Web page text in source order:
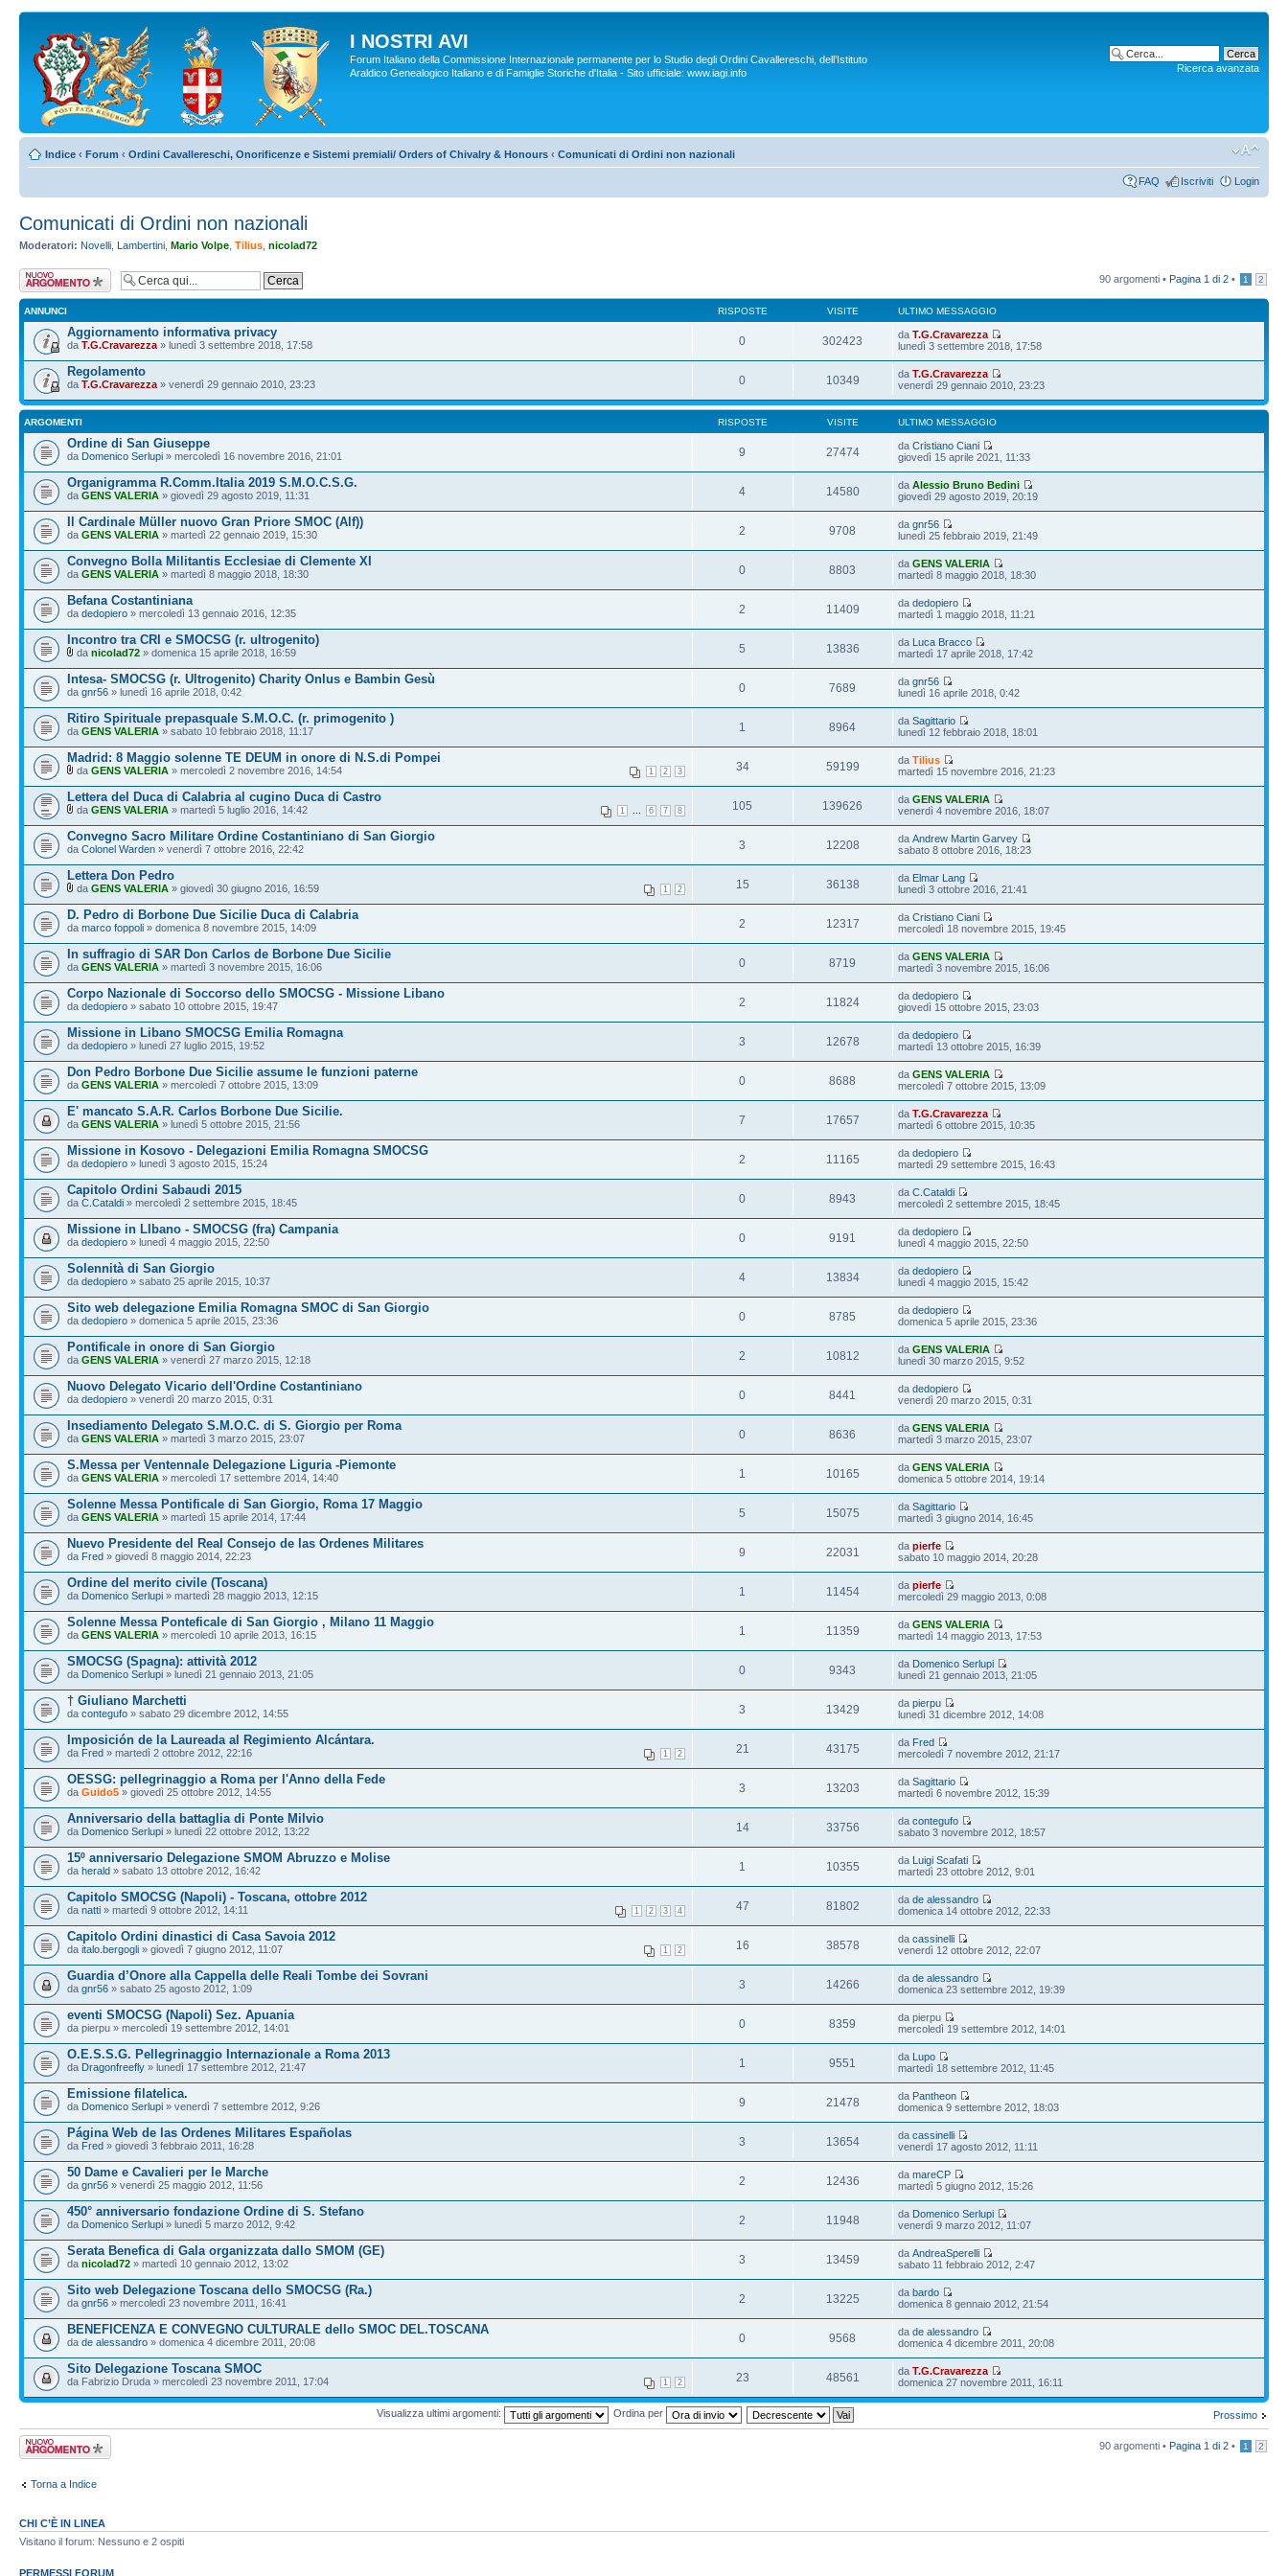
I NOSTRI AVI
Forum Italiano della Commissione Internazionale permanente per lo Studio degli Ordini Cavallereschi, dell’Istituto
Araldico Genealogico Italiano e di Famiglie Storiche d'Italia - Sito ufficiale: www.iagi.info
Ricerca avanzata
Indice ‹ Forum ‹ Ordini Cavallereschi, Onorificenze e Sistemi premiali/ Orders of Chivalry & Honours ‹ Comunicati di Ordini non nazionali
FAQ Iscriviti Login
Comunicati di Ordini non nazionali
Moderatori: Novelli Lambertini Mario Volpe Tilius nicolad72
Scrivi un nuovo
argomento
90 argomenti • Pagina 1 di 2 • 1 2
ANNUNCI RISPOSTE VISITE ULTIMO MESSAGGIO
Aggiornamento informativa privacy
da T.G.Cravarezza » lunedì 3 settembre 2018, 17:58 0 302423 daT.G.Cravarezza
lunedì 3 settembre 2018, 17:58
Regolamento
da T.G.Cravarezza » venerdì 29 gennaio 2010, 23:23 0 10349 daT.G.Cravarezza
venerdì 29 gennaio 2010, 23:23
ARGOMENTI RISPOSTE VISITE ULTIMO MESSAGGIO
Ordine di San Giuseppe
da Domenico Serlupi » mercoledì 16 novembre 2016, 21:01 9 27474 daCristiano Ciani
giovedì 15 aprile 2021, 11:33
Organigramma R.Comm.Italia 2019 S.M.O.C.S.G.
da GENS VALERIA » giovedì 29 agosto 2019, 11:31 4 14580 daAlessio Bruno Bedini
giovedì 29 agosto 2019, 20:19
Il Cardinale Müller nuovo Gran Priore SMOC (Alf))
da GENS VALERIA » martedì 22 gennaio 2019, 15:30 2 9708 dagnr56
lunedì 25 febbraio 2019, 21:49
Convegno Bolla Militantis Ecclesiae di Clemente XI
da GENS VALERIA » martedì 8 maggio 2018, 18:30 0 8803 daGENS VALERIA
martedì 8 maggio 2018, 18:30
Befana Costantiniana
da dedopiero » mercoledì 13 gennaio 2016, 12:35 2 11409 dadedopiero
martedì 1 maggio 2018, 11:21
Incontro tra CRI e SMOCSG (r. ultrogenito)
da nicolad72 » domenica 15 aprile 2018, 16:59 5 13836 da Luca Bracco
martedì 17 aprile 2018, 17:42
Intesa- SMOCSG (r. Ultrogenito) Charity Onlus e Bambin Gesù
da gnr56 » lunedì 16 aprile 2018, 0:42 0 7689 dagnr56
lunedì 16 aprile 2018, 0:42
Ritiro Spirituale prepasquale S.M.O.C. (r. primogenito )
da GENS VALERIA » sabato 10 febbraio 2018, 11:17 1 8964 daSagittario
lunedì 12 febbraio 2018, 18:01
Madrid: 8 Maggio solenne TE DEUM in onore di N.S.di Pompei
1 2 3
da GENS VALERIA » mercoledì 2 novembre 2016, 14:54 34 59199 daTilius
martedì 15 novembre 2016, 21:23
Lettera del Duca di Calabria al cugino Duca di Castro
1 6 7 8
da GENS VALERIA » martedì 5 luglio 2016, 14:42 105 139626 daGENS VALERIA
venerdì 4 novembre 2016, 18:07
Convegno Sacro Militare Ordine Costantiniano di San Giorgio
da Colonel Warden » venerdì 7 ottobre 2016, 22:42 3 12208 daAndrew Martin Garvey
sabato 8 ottobre 2016, 18:23
Lettera Don Pedro
1 2
da GENS VALERIA » giovedì 30 giugno 2016, 16:59 15 36138 da Elmar Lang
lunedì 3 ottobre 2016, 21:41
D. Pedro di Borbone Due Sicilie Duca di Calabria
da marco foppoli » domenica 8 novembre 2015, 14:09 2 12317 daCristiano Ciani
mercoledì 18 novembre 2015, 19:45
In suffragio di SAR Don Carlos de Borbone Due Sicilie
da GENS VALERIA » martedì 3 novembre 2015, 16:06 0 8719 daGENS VALERIA
martedì 3 novembre 2015, 16:06
Corpo Nazionale di Soccorso dello SMOCSG - Missione Libano
da dedopiero » sabato 10 ottobre 2015, 19:47 2 11824 dadedopiero
giovedì 15 ottobre 2015, 23:03
Missione in Libano SMOCSG Emilia Romagna
da dedopiero » lunedì 27 luglio 2015, 19:52 3 12678 dadedopiero
martedì 13 ottobre 2015, 16:39
Don Pedro Borbone Due Sicilie assume le funzioni paterne
da GENS VALERIA » mercoledì 7 ottobre 2015, 13:09 0 8688 daGENS VALERIA
mercoledì 7 ottobre 2015, 13:09
E' mancato S.A.R. Carlos Borbone Due Sicilie.
da GENS VALERIA » lunedì 5 ottobre 2015, 21:56 7 17657 daT.G.Cravarezza
martedì 6 ottobre 2015, 10:35
Missione in Kosovo - Delegazioni Emilia Romagna SMOCSG
da dedopiero » lunedì 3 agosto 2015, 15:24 2 11165 dadedopiero
martedì 29 settembre 2015, 16:43
Capitolo Ordini Sabaudi 2015
da C.Cataldi » mercoledì 2 settembre 2015, 18:45 0 8943 daC.Cataldi
mercoledì 2 settembre 2015, 18:45
Missione in LIbano - SMOCSG (fra) Campania
da dedopiero » lunedì 4 maggio 2015, 22:50 0 9191 dadedopiero
lunedì 4 maggio 2015, 22:50
Solennità di San Giorgio
da dedopiero » sabato 25 aprile 2015, 10:37 4 13834 dadedopiero
lunedì 4 maggio 2015, 15:42
Sito web delegazione Emilia Romagna SMOC di San Giorgio
da dedopiero » domenica 5 aprile 2015, 23:36 0 8785 dadedopiero
domenica 5 aprile 2015, 23:36
Pontificale in onore di San Giorgio
da GENS VALERIA » venerdì 27 marzo 2015, 12:18 2 10812 daGENS VALERIA
lunedì 30 marzo 2015, 9:52
Nuovo Delegato Vicario dell'Ordine Costantiniano
da dedopiero » venerdì 20 marzo 2015, 0:31 0 8441 dadedopiero
venerdì 20 marzo 2015, 0:31
Insediamento Delegato S.M.O.C. di S. Giorgio per Roma
da GENS VALERIA » martedì 3 marzo 2015, 23:07 0 8636 daGENS VALERIA
martedì 3 marzo 2015, 23:07
S.Messa per Ventennale Delegazione Liguria -Piemonte
da GENS VALERIA » mercoledì 17 settembre 2014, 14:40 1 10165 daGENS VALERIA
domenica 5 ottobre 2014, 19:14
Solenne Messa Pontificale di San Giorgio, Roma 17 Maggio
da GENS VALERIA » martedì 15 aprile 2014, 17:44 5 15075 daSagittario
martedì 3 giugno 2014, 16:45
Nuevo Presidente del Real Consejo de las Ordenes Militares
da Fred » giovedì 8 maggio 2014, 22:23 9 22031 dapierfe
sabato 10 maggio 2014, 20:28
Ordine del merito civile (Toscana)
da Domenico Serlupi » martedì 28 maggio 2013, 12:15 1 11454 dapierfe
mercoledì 29 maggio 2013, 0:08
Solenne Messa Ponteficale di San Giorgio , Milano 11 Maggio
da GENS VALERIA » mercoledì 10 aprile 2013, 16:15 1 11359 daGENS VALERIA
martedì 14 maggio 2013, 17:53
SMOCSG (Spagna): attività 2012
da Domenico Serlupi » lunedì 21 gennaio 2013, 21:05 0 9343 da Domenico Serlupi
lunedì 21 gennaio 2013, 21:05
† Giuliano Marchetti
da contegufo » sabato 29 dicembre 2012, 14:55 3 13429 dapierpu
lunedì 31 dicembre 2012, 14:08
Imposición de la Laureada al Regimiento Alcántara.
1 2
da Fred » martedì 2 ottobre 2012, 22:16 21 43175 da Fred
mercoledì 7 novembre 2012, 21:17
OESSG: pellegrinaggio a Roma per l'Anno della Fede
da Guido5 » giovedì 25 ottobre 2012, 14:55 3 13203 daSagittario
martedì 6 novembre 2012, 15:39
Anniversario della battaglia di Ponte Milvio
da Domenico Serlupi » lunedì 22 ottobre 2012, 13:22 14 33756 dacontegufo
sabato 3 novembre 2012, 18:57
15º anniversario Delegazione SMOM Abruzzo e Molise
da herald » sabato 13 ottobre 2012, 16:42 1 10355 da Luigi Scafati
martedì 23 ottobre 2012, 9:01
Capitolo SMOCSG (Napoli) - Toscana, ottobre 2012
1 2 3 4
da natti » martedì 9 ottobre 2012, 14:11 47 81802 dade alessandro
domenica 14 ottobre 2012, 22:33
Capitolo Ordini dinastici di Casa Savoia 2012
1 2
da italo.bergogli » giovedì 7 giugno 2012, 11:07 16 38578 dacassinelli
venerdì 12 ottobre 2012, 22:07
Guardia d’Onore alla Cappella delle Reali Tombe dei Sovrani
da gnr56 » sabato 25 agosto 2012, 1:09 3 14266 dade alessandro
domenica 23 settembre 2012, 19:39
eventi SMOCSG (Napoli) Sez. Apuania
da pierpu » mercoledì 19 settembre 2012, 14:01 0 8359
da pierpu
mercoledì 19 settembre 2012, 14:01
O.E.S.S.G. Pellegrinaggio Internazionale a Roma 2013
da Dragonfreefly » lunedì 17 settembre 2012, 21:47 1 9551 da Lupo
martedì 18 settembre 2012, 11:45
Emissione filatelica.
da Domenico Serlupi » venerdì 7 settembre 2012, 9:26 9 21478 da Pantheon
domenica 9 settembre 2012, 18:03
Página Web de las Ordenes Militares Españolas
da Fred » giovedì 3 febbraio 2011, 16:28 3 13654 dacassinelli
venerdì 17 agosto 2012, 11:11
50 Dame e Cavalieri per le Marche
da gnr56 » venerdì 25 maggio 2012, 11:56 2 12436 damareCP
martedì 5 giugno 2012, 15:26
450° anniversario fondazione Ordine di S. Stefano
da Domenico Serlupi » lunedì 5 marzo 2012, 9:42 2 11948 da Domenico Serlupi
venerdì 9 marzo 2012, 11:07
Serata Benefica di Gala organizzata dallo SMOM (GE)
da nicolad72 » martedì 10 gennaio 2012, 13:02 3 13459 daAndreaSperelli
sabato 11 febbraio 2012, 2:47
Sito web Delegazione Toscana dello SMOCSG (Ra.)
da gnr56 » mercoledì 23 novembre 2011, 16:41 2 13225 dabardo
domenica 8 gennaio 2012, 21:54
BENEFICENZA E CONVEGNO CULTURALE dello SMOC DEL.TOSCANA
da de alessandro » domenica 4 dicembre 2011, 20:08 0 9568 dade alessandro
domenica 4 dicembre 2011, 20:08
Sito Delegazione Toscana SMOC
1 2
da Fabrizio Druda » mercoledì 23 novembre 2011, 17:04 23 48561 daT.G.Cravarezza
domenica 27 novembre 2011, 16:11
Prossimo
Visualizza ultimi argomenti: Ordina per
Scrivi un nuovo
argomento
90 argomenti • Pagina 1 di 2 • 1 2
Torna a Indice
CHI C’È IN LINEA
Visitano il forum: Nessuno e 2 ospiti
PERMESSI FORUM